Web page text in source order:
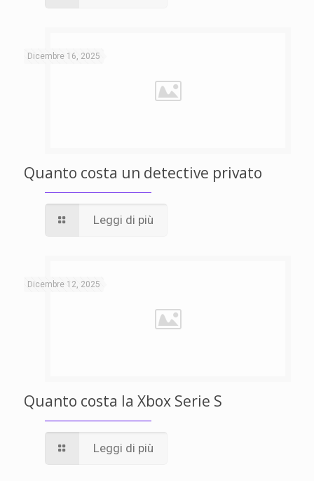
Dicembre 16, 2025
Quanto costa un detective privato
Leggi di più
Dicembre 12, 2025
Quanto costa la Xbox Serie S
Leggi di più